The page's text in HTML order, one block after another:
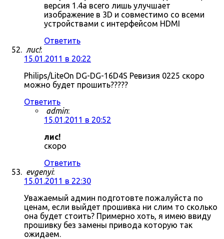
версия 1.4a всего лишь улучшает
изображение в 3D и совместимо со всеми
устройствами с интерфейсом HDMI
Ответить
лис!:
15.01.2011 в 20:22
Philips/LiteOn DG-DG-16D4S Ревизия 0225 скоро
можно будет прошить?????
Ответить
admin:
15.01.2011 в 20:52
лис!
скоро
Ответить
evgenyi:
15.01.2011 в 22:30
Уважаемый админ подготовте пожалуйста по
ценам, если выйдет прошивка ни слим то сколько
она будет стоить? Примерно хоть, я имею ввиду
прошивку без замены привода которую так
ожидаем.